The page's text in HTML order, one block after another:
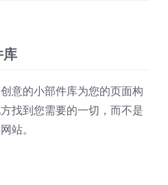
库
意的小部件库为您的页面构
找到您需要的一切，而不是
站。